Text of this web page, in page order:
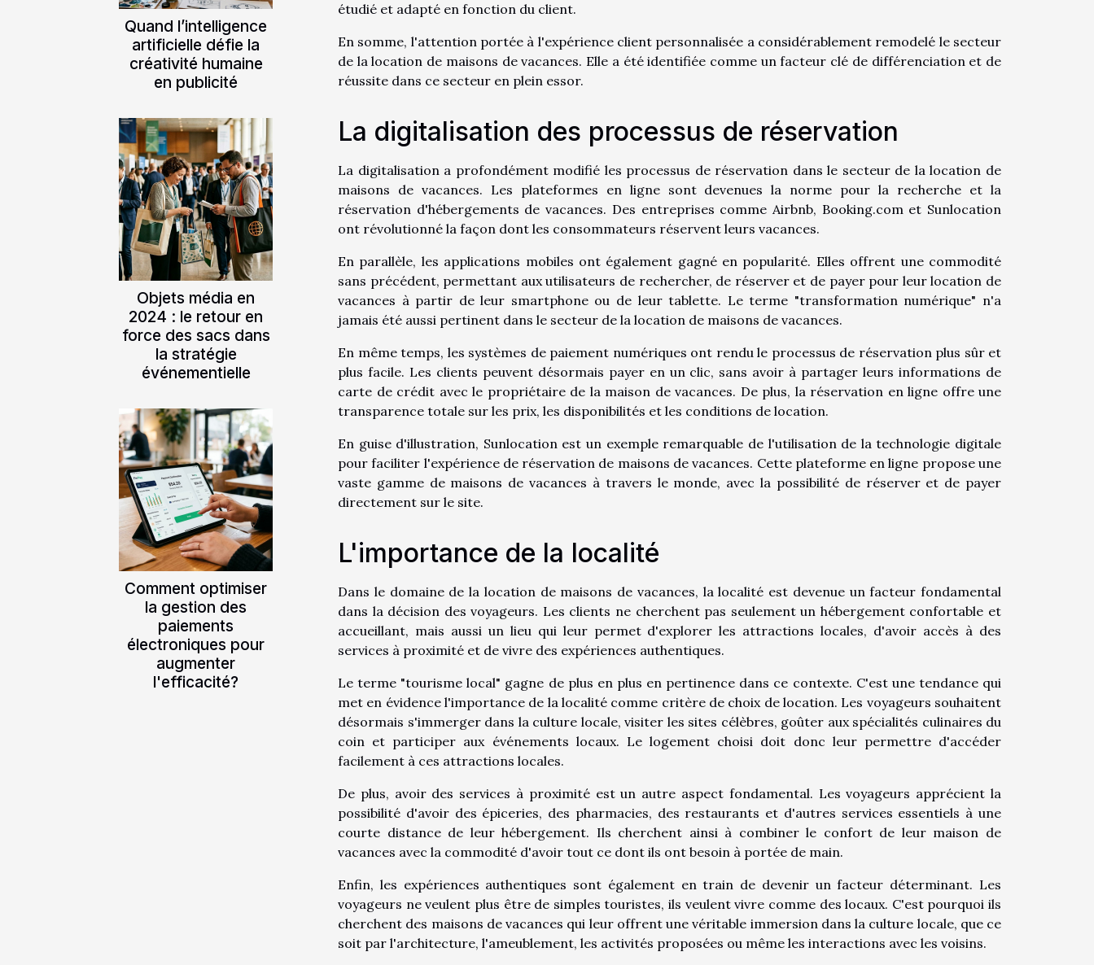
Quand l’intelligence
artificielle défie la
créativité humaine
en publicité
Objets média en
2024 : le retour en
force des sacs dans
la stratégie
événementielle
Comment optimiser
la gestion des
paiements
électroniques pour
augmenter
l'efficacité?
étudié et adapté en fonction du client.
En somme, l'attention portée à l'expérience client personnalisée a considérablement remodelé le secteur
de la location de maisons de vacances. Elle a été identifiée comme un facteur clé de différenciation et de
réussite dans ce secteur en plein essor.
La digitalisation des processus de réservation
La digitalisation a profondément modifié les processus de réservation dans le secteur de la location de
maisons de vacances. Les plateformes en ligne sont devenues la norme pour la recherche et la
réservation d'hébergements de vacances. Des entreprises comme Airbnb, Booking.com et Sunlocation
ont révolutionné la façon dont les consommateurs réservent leurs vacances.
En parallèle, les applications mobiles ont également gagné en popularité. Elles offrent une commodité
sans précédent, permettant aux utilisateurs de rechercher, de réserver et de payer pour leur location de
vacances à partir de leur smartphone ou de leur tablette. Le terme "transformation numérique" n'a
jamais été aussi pertinent dans le secteur de la location de maisons de vacances.
En même temps, les systèmes de paiement numériques ont rendu le processus de réservation plus sûr et
plus facile. Les clients peuvent désormais payer en un clic, sans avoir à partager leurs informations de
carte de crédit avec le propriétaire de la maison de vacances. De plus, la réservation en ligne offre une
transparence totale sur les prix, les disponibilités et les conditions de location.
En guise d'illustration, Sunlocation est un exemple remarquable de l'utilisation de la technologie digitale
pour faciliter l'expérience de réservation de maisons de vacances. Cette plateforme en ligne propose une
vaste gamme de maisons de vacances à travers le monde, avec la possibilité de réserver et de payer
directement sur le site.
L'importance de la localité
Dans le domaine de la location de maisons de vacances, la localité est devenue un facteur fondamental
dans la décision des voyageurs. Les clients ne cherchent pas seulement un hébergement confortable et
accueillant, mais aussi un lieu qui leur permet d'explorer les attractions locales, d'avoir accès à des
services à proximité et de vivre des expériences authentiques.
Le terme "tourisme local" gagne de plus en plus en pertinence dans ce contexte. C'est une tendance qui
met en évidence l'importance de la localité comme critère de choix de location. Les voyageurs souhaitent
désormais s'immerger dans la culture locale, visiter les sites célèbres, goûter aux spécialités culinaires du
coin et participer aux événements locaux. Le logement choisi doit donc leur permettre d'accéder
facilement à ces attractions locales.
De plus, avoir des services à proximité est un autre aspect fondamental. Les voyageurs apprécient la
possibilité d'avoir des épiceries, des pharmacies, des restaurants et d'autres services essentiels à une
courte distance de leur hébergement. Ils cherchent ainsi à combiner le confort de leur maison de
vacances avec la commodité d'avoir tout ce dont ils ont besoin à portée de main.
Enfin, les expériences authentiques sont également en train de devenir un facteur déterminant. Les
voyageurs ne veulent plus être de simples touristes, ils veulent vivre comme des locaux. C'est pourquoi ils
cherchent des maisons de vacances qui leur offrent une véritable immersion dans la culture locale, que ce
soit par l'architecture, l'ameublement, les activités proposées ou même les interactions avec les voisins.